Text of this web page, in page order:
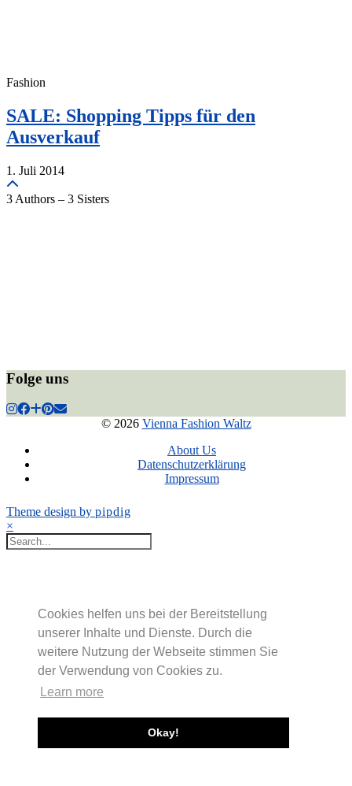
Cookies helfen uns bei der Bereitstellung
unserer Inhalte und Dienste. Durch die
weitere Nutzung der Webseite stimmen Sie
der Verwendung von Cookies zu.
Learn more
Okay!
Fashion
SALE: Shopping Tipps für den
Ausverkauf
1. Juli 2014
3 Authors – 3 Sisters
Folge uns
© 2026 Vienna Fashion Waltz
About Us
Datenschutzerklärung
Impressum
Theme design by pipdig
×